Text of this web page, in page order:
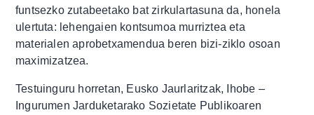
funtsezko zutabeetako bat zirkulartasuna da, honela
ulertuta: lehengaien kontsumoa murriztea eta
materialen aprobetxamendua beren bizi-ziklo osoan
maximizatzea.
Testuinguru horretan, Eusko Jaurlaritzak, Ihobe –
Ingurumen Jarduketarako Sozietate Publikoaren